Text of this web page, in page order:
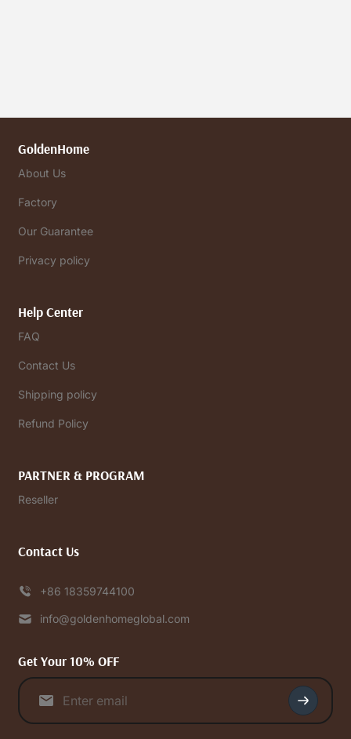
GoldenHome
About Us
Factory
Our Guarantee
Privacy policy
Help Center
FAQ
Contact Us
Shipping policy
Refund Policy
PARTNER & PROGRAM
Reseller
Contact Us
+86 18359744100
info@goldenhomeglobal.com
Get Your 10% OFF